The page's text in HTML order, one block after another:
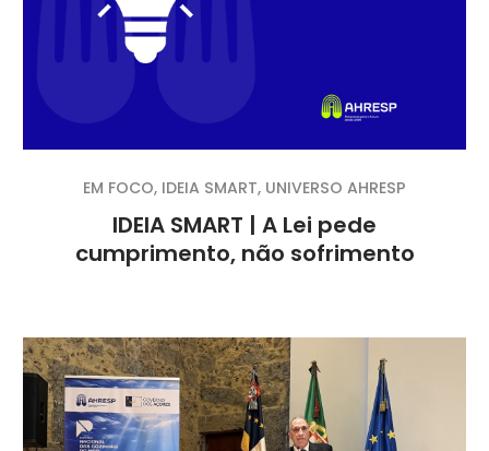
IDEIA SMART | A Lei pede
cumprimento, não sofrimento
EM FOCO, IDEIA SMART, UNIVERSO AHRESP